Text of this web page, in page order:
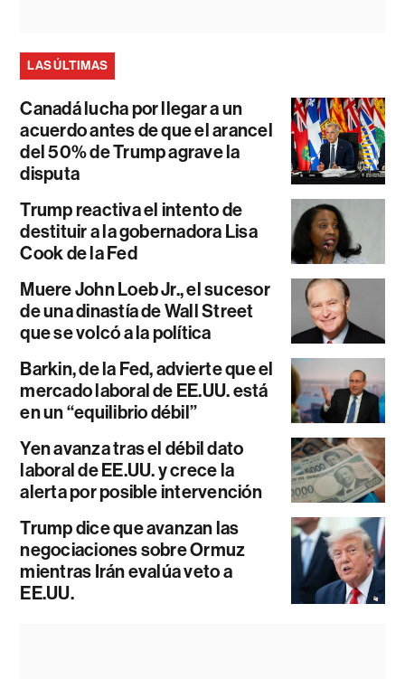
LAS ÚLTIMAS
Canadá lucha por llegar a un
acuerdo antes de que el arancel
del 50% de Trump agrave la
disputa
Trump reactiva el intento de
destituir a la gobernadora Lisa
Cook de la Fed
Muere John Loeb Jr., el sucesor
de una dinastía de Wall Street
que se volcó a la política
Barkin, de la Fed, advierte que el
mercado laboral de EE.UU. está
en un “equilibrio débil”
Yen avanza tras el débil dato
laboral de EE.UU. y crece la
alerta por posible intervención
Trump dice que avanzan las
negociaciones sobre Ormuz
mientras Irán evalúa veto a
EE.UU.